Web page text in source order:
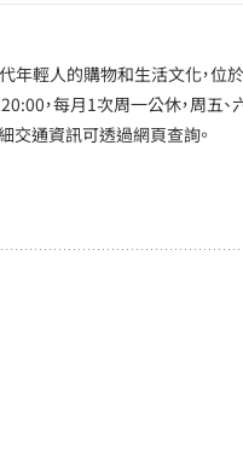
年輕人的購物和生活文化，位
，每月1次周一公休，周五、
交通資訊可透過網頁查詢。